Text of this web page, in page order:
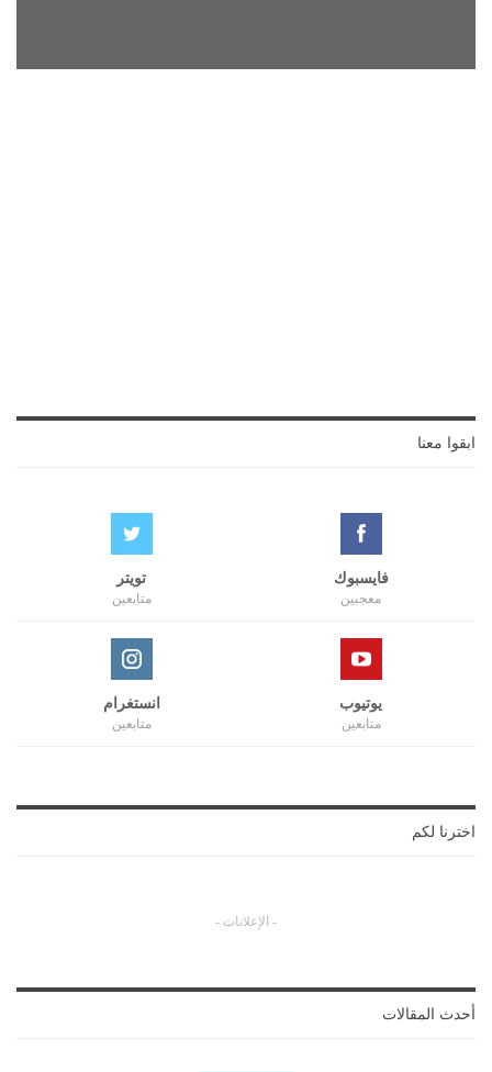
ابقوا معنا
فايسبوك
معجبين
تويتر
متابعين
يوتيوب
متابعين
انستغرام
متابعين
اخترنا لكم
- الإعلانات -
أحدث المقالات